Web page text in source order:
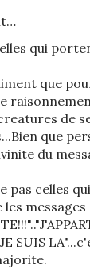
qui
que
de
que
du
pas celles
SUIS